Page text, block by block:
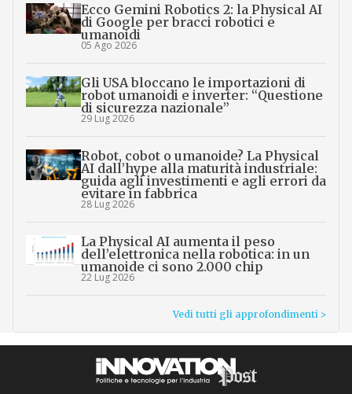
Ecco Gemini Robotics 2: la Physical AI
di Google per bracci robotici e
umanoidi
05 Ago 2026
Gli USA bloccano le importazioni di
robot umanoidi e inverter: “Questione
di sicurezza nazionale”
29 Lug 2026
Robot, cobot o umanoide? La Physical
AI dall’hype alla maturità industriale:
guida agli investimenti e agli errori da
evitare in fabbrica
28 Lug 2026
La Physical AI aumenta il peso
dell’elettronica nella robotica: in un
umanoide ci sono 2.000 chip
22 Lug 2026
Vedi tutti gli approfondimenti >